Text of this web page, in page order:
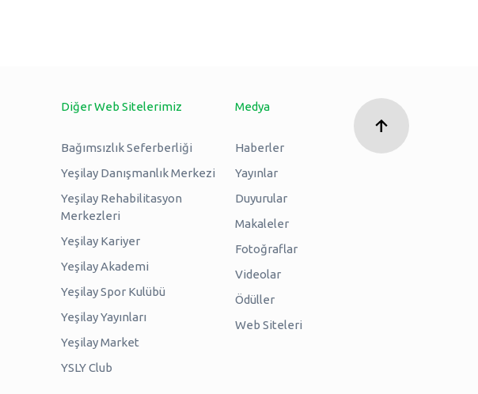
Diğer Web Sitelerimiz
Bağımsızlık Seferberliği
Yeşilay Danışmanlık Merkezi
Yeşilay Rehabilitasyon
Merkezleri
Yeşilay Kariyer
Yeşilay Akademi
Yeşilay Spor Kulübü
Yeşilay Yayınları
Yeşilay Market
YSLY Club
Medya
Haberler
Yayınlar
Duyurular
Makaleler
Fotoğraflar
Videolar
Ödüller
Web Siteleri